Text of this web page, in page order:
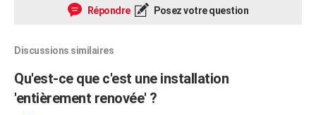
Répondre Posez votre question
Discussions similaires
Qu'est-ce que c'est une installation
'entièrement renovée' ?